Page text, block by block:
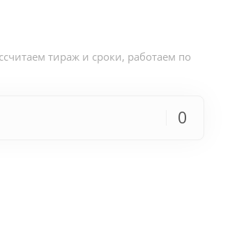
тираж и сроки, работаем по
0